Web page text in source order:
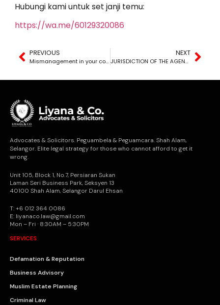
Hubungi kami untuk set janji temu:
https://wa.me/60129320086
PREVIOUS
Mismanagement in your company?
NEXT
JURISDICTION OF THE AGENCY REGARDING INHERITANCE CLAIMS
Advocates & Solicitors. Peguambela & Peguamcara. Shah Alam,
Selangor. Elite legal strategy for those who cannot afford to get it
wrong.
Unit 105, Block 1, No.7, Persiaran Sukan
Laman Seri Business Park, Seksyen 13
40100 Shah Alam, Selangor Darul Ehsan
T: +6 012 364 0086
E: liyanaco.law@gmail.com
Mon – Fri · 8:30AM – 5:30PM
SERVICES
Defamation & Reputation
Business Advisory
Muslim Estate Planning
Criminal Law